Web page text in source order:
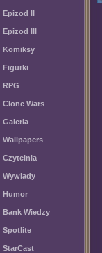
Epizod II
Epizod III
Komiksy
Figurki
RPG
Clone Wars
Galeria
Wallpapers
Czytelnia
Wywiady
Humor
Bank Wiedzy
Spotlite
StarCast